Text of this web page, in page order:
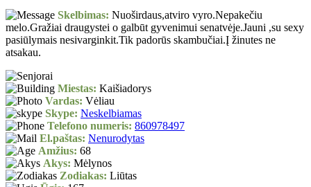
Skelbimas: Nuoširdaus,atviro vyro.Nepakečiu
melo.Gražiai draugystei o galbūt gyvenimui senatvėje.Jauni ,su sexy
pasiūlymais nesivarginkit.Tik padorūs skambučiai.Į žinutes ne
atsakau.
Miestas: Kaišiadorys
Vardas: Vėliau
Skype: Neskelbiamas
Telefono numeris: 860978497
El.paštas: Nenurodytas
Amžius: 68
Akys: Mėlynos
Zodiakas: Liūtas